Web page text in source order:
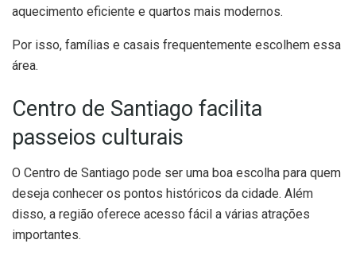
aquecimento eficiente e quartos mais modernos.
Por isso, famílias e casais frequentemente escolhem essa
área.
Centro de Santiago facilita
passeios culturais
O Centro de Santiago pode ser uma boa escolha para quem
deseja conhecer os pontos históricos da cidade. Além
disso, a região oferece acesso fácil a várias atrações
importantes.